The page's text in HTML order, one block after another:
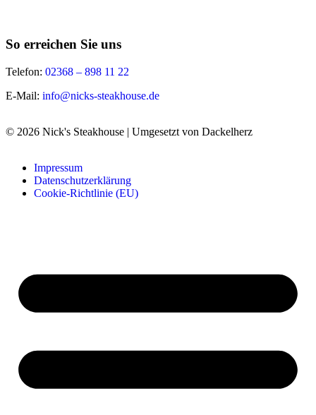
So erreichen Sie uns
Telefon: 02368 – 898 11 22
E-Mail: info@nicks-steakhouse.de
© 2026 Nick's Steakhouse | Umgesetzt von Dackelherz
Impressum
Datenschutzerklärung
Cookie-Richtlinie (EU)